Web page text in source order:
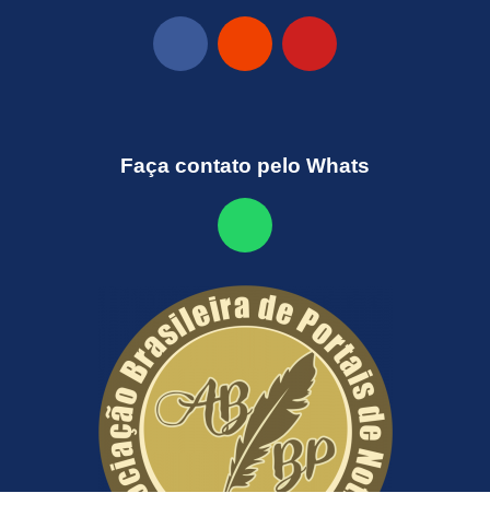
Faça contato pelo Whats